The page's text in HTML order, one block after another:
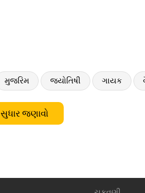
મુજરિમ જ્યોતિષી ગાયક
સુધાર જણાવો